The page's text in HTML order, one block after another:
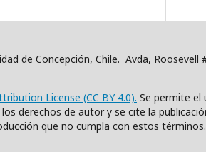
de Concepción, Chile. Avda, Roosevell
License (CC BY 4.0). Se permite el
derechos de autor y se cite la
que no cumpla con estos